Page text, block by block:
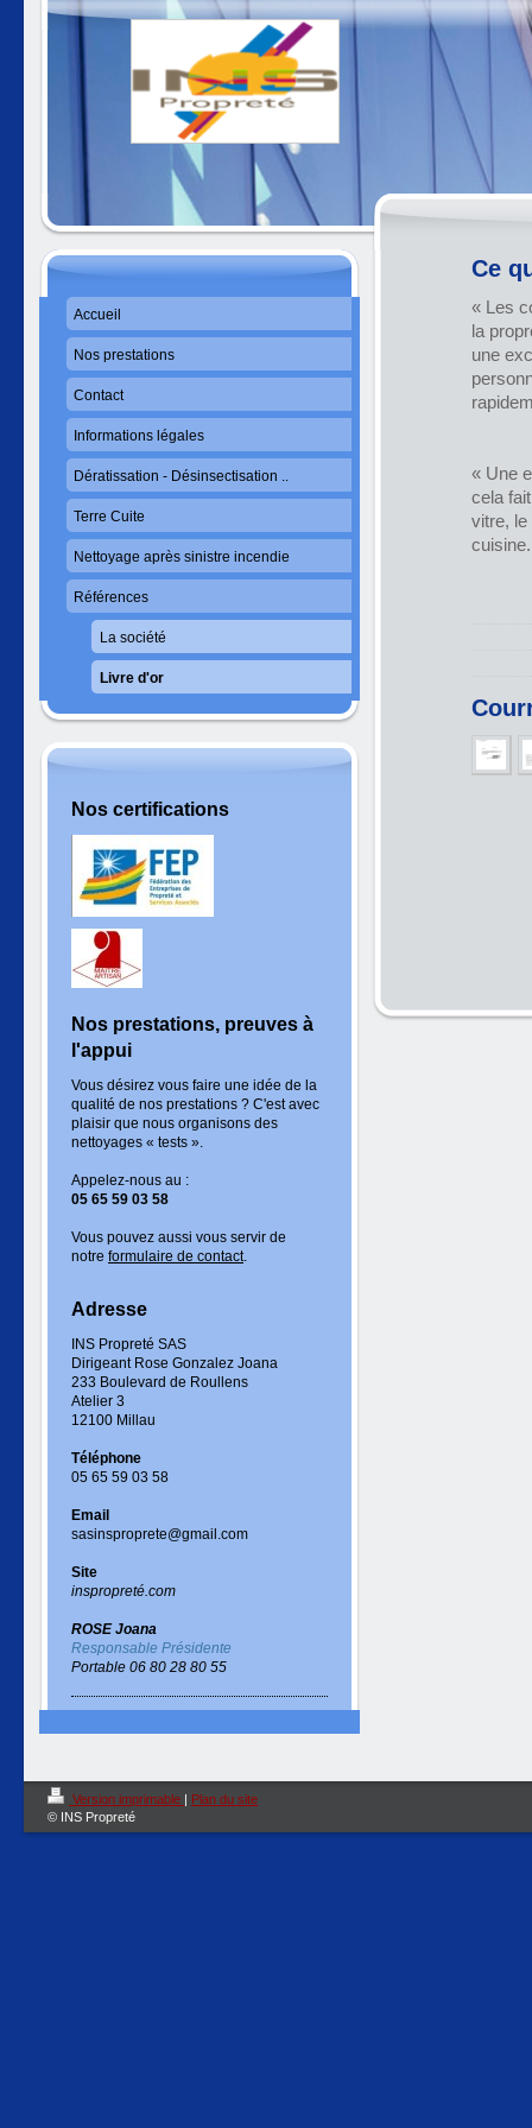
Ce
« Les
la
une
« Une
cela
vitre, le
Accueil
Nos prestations
Contact
Informations légales
Dératissation - Désinsectisation ..
Terre Cuite
Nettoyage après sinistre incendie
Références
La société
Livre d'or
Nos certifications
Nos prestations, preuves à
l'appui
Vous désirez vous faire une idée de la
qualité de nos prestations ? C'est avec
plaisir que nous organisons des
nettoyages « tests ».
Appelez-nous au :
05 65 59 03 58
Vous pouvez aussi vous servir de
notre formulaire de contact.
Adresse
INS Propreté SAS
Dirigeant Rose Gonzalez Joana
233 Boulevard de Roullens
Atelier 3
12100 Millau
Téléphone
05 65 59 03 58
Email
sasinsproprete@gmail.com
Site
inspropreté.com
ROSE Joana
Responsable Présidente
Portable 06 80 28 80 55
Version imprimable | Plan du site
© INS Propreté